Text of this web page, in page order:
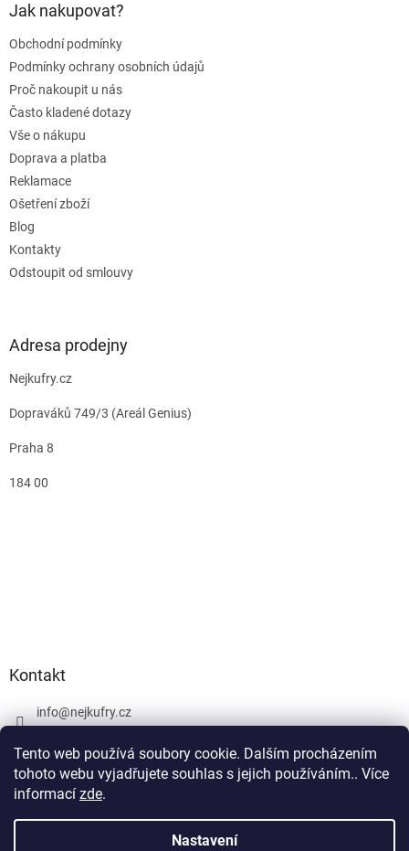
Tento web používá soubory cookie. Dalším procházením
tohoto webu vyjadřujete souhlas s jejich používáním.. Více
informací zde.
Nastavení
Jak nakupovat?
Obchodní podmínky
Podmínky ochrany osobních údajů
Proč nakoupit u nás
Často kladené dotazy
Vše o nákupu
Doprava a platba
Reklamace
Ošetření zboží
Blog
Kontakty
Odstoupit od smlouvy
Adresa prodejny
Nejkufry.cz
Dopraváků 749/3 (Areál Genius)
Praha 8
184 00
Kontakt
info@nejkufry.cz
Facebook
Vytvořil Shoptet Premium